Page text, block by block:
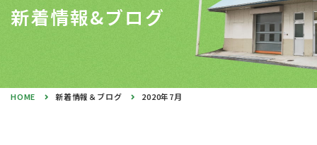
新着情報&ブログ
HOME 新着情報＆ブログ 2020年7月